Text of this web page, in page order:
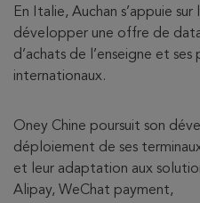
En Italie, Auchan s’appuie
développer une offre de
d’achats de l’enseigne et
internationaux.
Oney Chine poursuit son
déploiement de ses
et leur adaptation aux
Alipay, WeChat payment,